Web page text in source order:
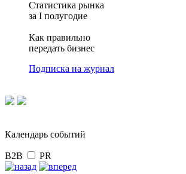
Статистика рынка
за I полугодие
Как правильно
передать бизнес
Подписка на журнал
Календарь событий
B2B PR